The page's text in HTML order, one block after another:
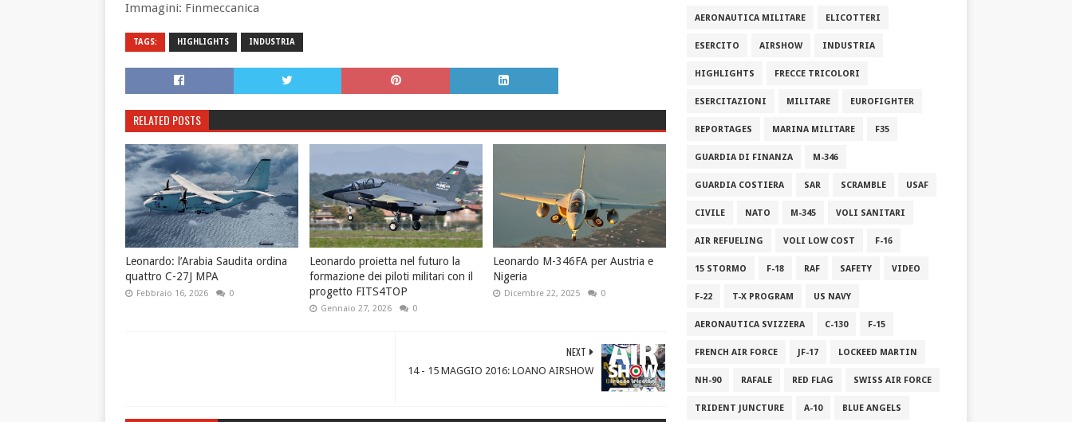
Immagini: Finmeccanica
TAGS: HIGHLIGHTS INDUSTRIA
RELATED POSTS
Leonardo: l’Arabia Saudita ordina
quattro C-27J MPA
Febbraio 16, 2026 0
Leonardo proietta nel futuro la
formazione dei piloti militari con il
progetto FITS4TOP
Gennaio 27, 2026 0
Leonardo M-346FA per Austria e
Nigeria
Dicembre 22, 2025 0
NEXT
14 - 15 MAGGIO 2016: LOANO AIRSHOW
AERONAUTICA MILITARE ELICOTTERI
ESERCITO AIRSHOW INDUSTRIA
HIGHLIGHTS FRECCE TRICOLORI
ESERCITAZIONI MILITARE EUROFIGHTER
REPORTAGES MARINA MILITARE F35
GUARDIA DI FINANZA M-346
GUARDIA COSTIERA SAR SCRAMBLE USAF
CIVILE NATO M-345 VOLI SANITARI
AIR REFUELING VOLI LOW COST F-16
15 STORMO F-18 RAF SAFETY VIDEO
F-22 T-X PROGRAM US NAVY
AERONAUTICA SVIZZERA C-130 F-15
FRENCH AIR FORCE JF-17 LOCKEED MARTIN
NH-90 RAFALE RED FLAG SWISS AIR FORCE
TRIDENT JUNCTURE A-10 BLUE ANGELS